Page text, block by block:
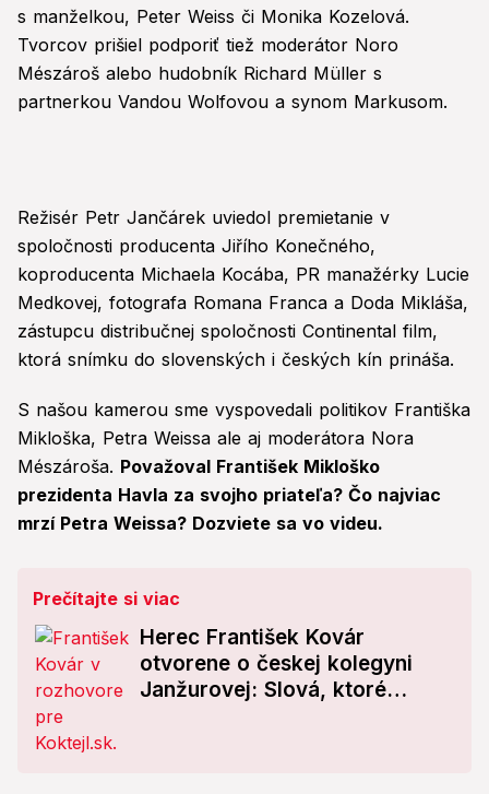
s manželkou, Peter Weiss či Monika Kozelová.
Tvorcov prišiel podporiť tiež moderátor Noro
Mészároš alebo hudobník Richard Müller s
partnerkou Vandou Wolfovou a synom Markusom.
Režisér Petr Jančárek uviedol premietanie v
spoločnosti producenta Jiřího Konečného,
koproducenta Michaela Kocába, PR manažérky Lucie
Medkovej, fotografa Romana Franca a Doda Mikláša,
zástupcu distribučnej spoločnosti Continental film,
ktorá snímku do slovenských i českých kín prináša.
S našou kamerou sme vyspovedali politikov Františka
Mikloška, Petra Weissa ale aj moderátora Nora
Mészároša. Považoval František Mikloško
prezidenta Havla za svojho priateľa? Čo najviac
mrzí Petra Weissa? Dozviete sa vo videu.
Prečítajte si viac
Herec František Kovár
otvorene o českej kolegyni
Janžurovej: Slová, ktoré